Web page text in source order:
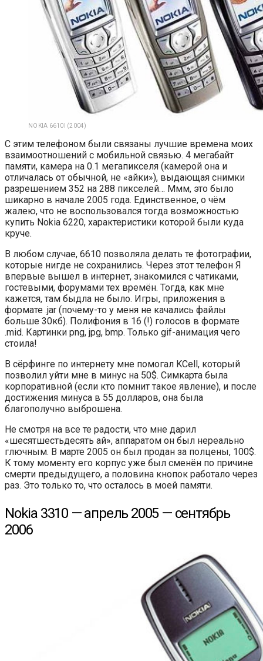
NOKIA 6610I (2004)
С этим телефоном были связаны лучшие времена моих
взаимоотношений с мобильной связью. 4 мегабайт
памяти, камера на 0.1 мегапикселя (камерой она и
отличалась от обычной, не «айки»), выдающая снимки
разрешением 352 на 288 пикселей… Ммм, это было
шикарно в начале 2005 года. Единственное, о чём
жалею, что не воспользовался тогда возможностью
купить Nokia 6220, характеристики которой были куда
круче.
В любом случае, 6610 позволяла делать те фотографии,
которые нигде не сохранились. Через этот телефон Я
впервые вышел в интернет, знакомился с чатиками,
гостевыми, форумами тех времён. Тогда, как мне
кажется, там быдла не было. Игры, приложения в
формате .jar (почему-то у меня не качались файлы
больше 30кб). Полифония в 16 (!) голосов в формате
.mid. Картинки png, jpg, bmp. Только gif-анимация чего
стоила!
В сёрфинге по интернету мне помогал KCell, который
позволил уйти мне в минус на 50$. Симкарта была
корпоративной (если кто помнит такое явление), и после
достижения минуса в 55 долларов, она была
благополучно выброшена.
Не смотря на все те радости, что мне дарил
«шесятшестьдесять ай», аппаратом он был нереально
глючным. В марте 2005 он был продан за полцены, 100$.
К тому моменту его корпус уже был сменён по причине
смерти предыдущего, а половина кнопок работало через
раз. Это только то, что осталось в моей памяти.
Nokia 3310 — апрель 2005 — сентябрь
2006